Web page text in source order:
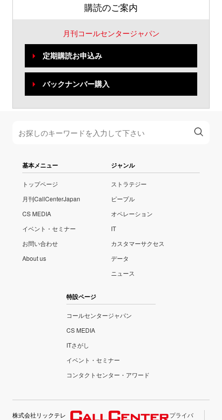
購読のご案内
月刊コールセンタージャパン
定期購読お申込み
バックナンバー購入
基本メニュー
トップページ
月刊CallCenterJapan
CS MEDIA
イベント・セミナー
お問い合わせ
About us
ジャンル
ストラテジー
ピープル
オペレーション
IT
カスタマーサクセス
データ
ニュース
特設ページ
コールセンタージャパン
CS MEDIA
ITさがし
イベント・セミナー
コンタクトセンター・アワード
株式会社リックテレ プライバ